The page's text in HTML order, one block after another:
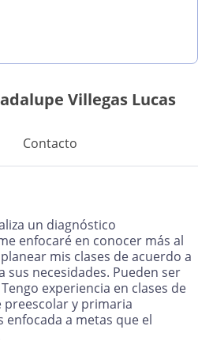
Villegas Lucas
Contacto
un diagnóstico
enfocaré en conocer más al
mis clases de acuerdo a
sus necesidades. Pueden ser
experiencia en clases de
preescolar y primaria
a metas que el